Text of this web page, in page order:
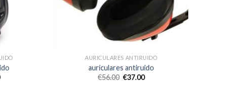
AURICULARES ANTIRUIDO
auriculares antiruido
€56.00 €37.00